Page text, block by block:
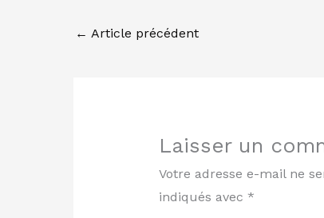
← Article précédent
Laisser un
Votre adresse e-mail ne
indiqués avec *